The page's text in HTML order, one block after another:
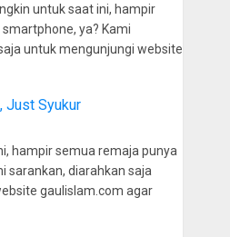
untuk saat ini, hampir
ya? Kami
untuk mengunjungi website
Just Syukur
hampir semua remaja punya
sarankan, diarahkan saja
gaulislam.com agar